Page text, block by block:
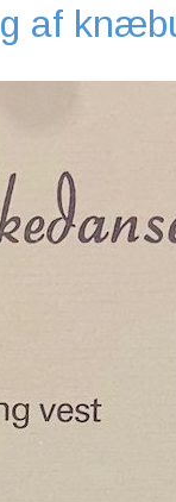
af